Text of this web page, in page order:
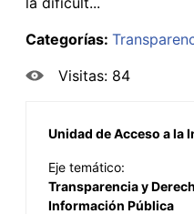
Categorías:
Visitas: 84
Unidad de Acceso a la
Eje temático:
Transparencia y
Información Pública